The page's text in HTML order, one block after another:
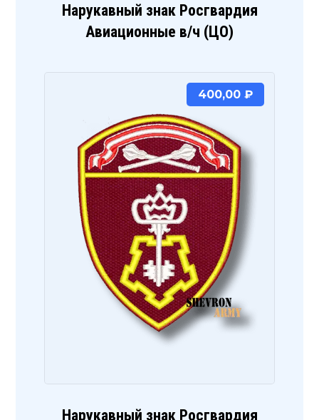
Нарукавный знак Росгвардия
Авиационные в/ч (ЦО)
Нарукавный знак Росгвардия
400,00 ₽